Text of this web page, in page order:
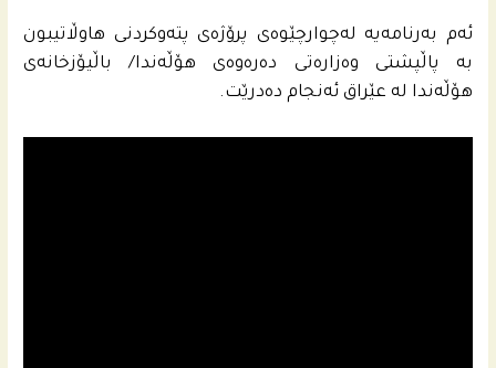
ئه‌م به‌رنامه‌یه‌ له‌چوارچێوه‌ى پرۆژه‌ى پته‌وكردنى هاوڵاتیبون
به‌ پاڵپشتى وه‌زاره‌تى ده‌ره‌وه‌ى هۆڵه‌ندا/ باڵیۆزخانه‌ى
هۆڵه‌ندا له‌ عێراق ئه‌نجام ده‌درێت.